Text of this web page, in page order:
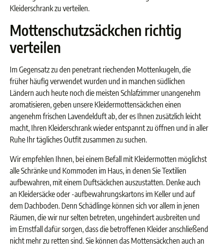
Kleiderschrank zu verteilen.
Mottenschutzsäckchen richtig
verteilen
Im Gegensatz zu den penetrant riechenden Mottenkugeln, die
früher häufig verwendet wurden und in manchen südlichen
Ländern auch heute noch die meisten Schlafzimmer unangenehm
aromatisieren, geben unsere Kleidermottensäckchen einen
angenehm frischen Lavendelduft ab, der es Ihnen zusätzlich leicht
macht, Ihren Kleiderschrank wieder entspannt zu öffnen und in aller
Ruhe Ihr tägliches Outfit zusammen zu suchen.
Wir empfehlen Ihnen, bei einem Befall mit Kleidermotten möglichst
alle Schränke und Kommoden im Haus, in denen Sie Textilien
aufbewahren, mit einem Duftsäckchen auszustatten. Denke auch
an Kleidersäcke oder -aufbewahrungskartons im Keller und auf
dem Dachboden. Denn Schädlinge können sich vor allem in jenen
Räumen, die wir nur selten betreten, ungehindert ausbreiten und
im Ernstfall dafür sorgen, dass die betroffenen Kleider anschließend
nicht mehr zu retten sind. Sie können das Mottensäckchen auch an